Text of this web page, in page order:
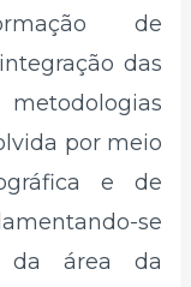
de
das
por meio
e de
se
da área da